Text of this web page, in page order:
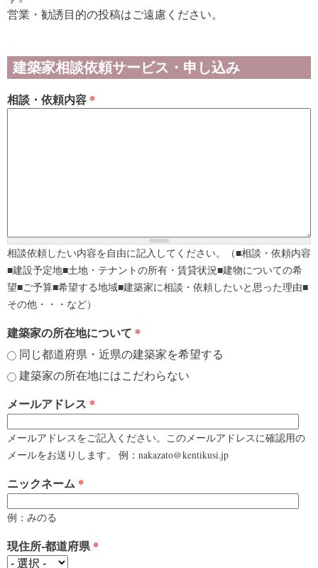
営業・勧誘目的の投稿はご遠慮ください。
建築家相談依頼サービス・申し込み
相談・依頼内容 *
相談依頼したい内容を自由に記入してください。（■相談・依頼内容
■建設予定地■土地・テナントの所有・賃貸状況■建物についての希
望■ご予算■希望する地域■建築家に相談・依頼したいと思った理由■
その他・・・など）
建築家の所在地について *
同じ都道府県・近県の建築家を希望する
建築家の所在地にはこだわらない
メールアドレス *
メールアドレスをご記入ください。このメールアドレスに確認用の
メールをお送りします。 例：nakazato@kentikusi.jp
ニックネーム *
例：みのる
現住所-都道府県*